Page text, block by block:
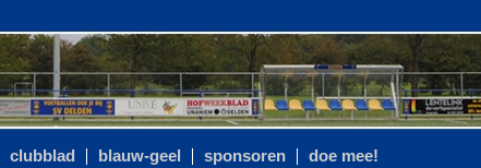
clubblad blauw-geel sponsoren doe mee!